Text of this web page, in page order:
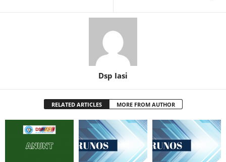
Dsp Iasi
RELATED ARTICLES MORE FROM AUTHOR